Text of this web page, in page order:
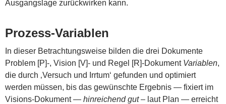
Ausgangslage zurückwirken kann.
Prozess-Variablen
In dieser Betrachtungsweise bilden die drei Dokumente
Problem [P]-, Vision [V]- und Regel [R]-Dokument Variablen,
die durch ‚Versuch und Irrtum‘ gefunden und optimiert
werden müssen, bis das gewünschte Ergebnis — fixiert im
Visions-Dokument — hinreichend gut– laut Plan — erreicht